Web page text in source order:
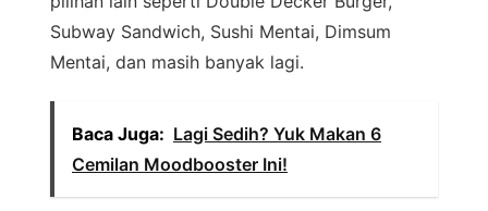
Subway Sandwich, Sushi Mentai, Dimsum
Mentai, dan masih banyak lagi.
Baca Juga: Lagi Sedih? Yuk Makan 6
Cemilan Moodbooster Ini!